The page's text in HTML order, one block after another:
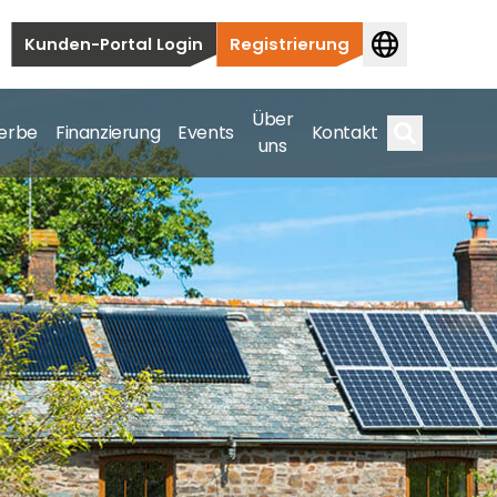
Kunden-Portal Login Registrierung
Finanzierung Events
Über
uns
Kontakt
Suche
bis hin zu kommerziellen und
Spektrum ab.
hin zu kommerziellen und versorgungstechnischen